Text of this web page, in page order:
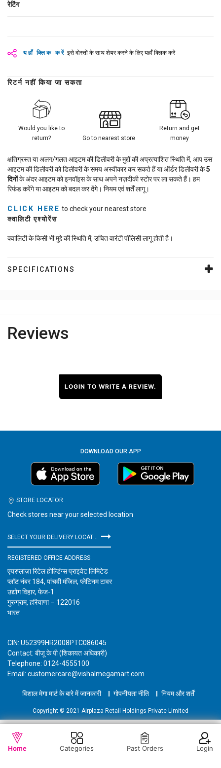
रेटिंग
WISHLIST OUT OF STOCK
यहाँ क्लिक करें इसे दोस्तों के साथ शेयर करने के लिए यहाँ क्लिक करें
रिटर्न नहीं किया जा सकता
Would you like to
return?
Go to nearest store
Return and get
money
क्षतिग्रस्त या अलग/गलत आइटम की डिलीवरी के मुद्दों की अप्रत्याशित स्थिति में, आप उस
आइटम की डिलीवरी को डिलीवरी के समय अस्वीकार कर सकते हैं या ऑर्डर डिलीवरी के5
दिनोंके अंदर आइटम को इनवॉइस के साथ अपने नज़दीकी स्टोर पर ला सकते हैं। हम
रिफंड करेंगे या आइटम को बदल कर देंगे। नियम एवं शर्तें लागू।
CLICK HERE to check your nearest store
क्वालिटी एश्योरेंस
क्वालिटी के किसी भी मुद्दे की स्थिति में, उचित वारंटी पॉलिसी लागू होती है।
SPECIFICATIONS
Reviews
LOGIN TO WRITE A REVIEW.
DOWNLOAD OUR APP
STORE LOCATOR
Check stores near your selected location
REGISTERED OFFICE ADDRESS
एयरप्लाज़ा रिटेल होल्डिंग्स प्राइवेट लिमिटेड
प्लॉट नंबर 184, पांचवी मंजिल, प्लेटिनम टावर
उद्योग विहार, फेज-1
गुरुग्राम, हरियाणा – 122016
भारत
CIN: U52399HR2008PTC086045
Contact: बीजू के पी (शिकायत अधिकारी)
Telephone: 0124-4555100
Email: customercare@vishalmegamart.com
विशाल मेगा मार्ट के बारे में जानकारी गोपनीयता नीति नियम और शर्तें
Copyright © 2021 Airplaza Retail Holdings Private Limited
Home Categories Past Orders Login